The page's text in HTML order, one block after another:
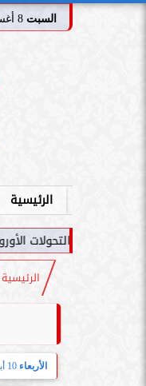
السبت
الرئيسية
الأوروبية تفتح باباً
الرئيسية
الأربعاء 10 أبريل 2024